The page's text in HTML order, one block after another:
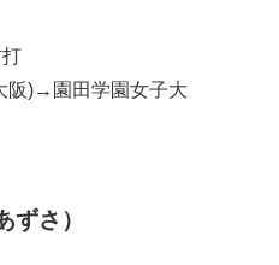
阪)→園田学園女子大
ずさ）